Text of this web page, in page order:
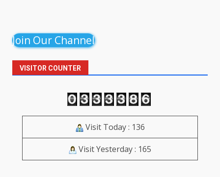
Join Our Channel
VISITOR COUNTER
Visit Today : 136
Visit Yesterday : 165